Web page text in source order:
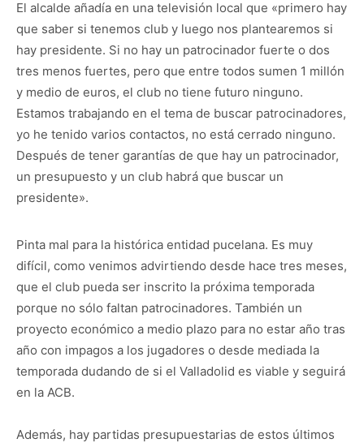
El alcalde añadía en una televisión local que «primero hay
que saber si tenemos club y luego nos plantearemos si
hay presidente. Si no hay un patrocinador fuerte o dos
tres menos fuertes, pero que entre todos sumen 1 millón
y medio de euros, el club no tiene futuro ninguno.
Estamos trabajando en el tema de buscar patrocinadores,
yo he tenido varios contactos, no está cerrado ninguno.
Después de tener garantías de que hay un patrocinador,
un presupuesto y un club habrá que buscar un
presidente».
Pinta mal para la histórica entidad pucelana. Es muy
difícil, como venimos advirtiendo desde hace tres meses,
que el club pueda ser inscrito la próxima temporada
porque no sólo faltan patrocinadores. También un
proyecto económico a medio plazo para no estar año tras
año con impagos a los jugadores o desde mediada la
temporada dudando de si el Valladolid es viable y seguirá
en la ACB.
Además, hay partidas presupuestarias de estos últimos